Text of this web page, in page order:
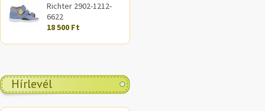
Richter 2902-1212-
6622
18 500 Ft
Hírlevél